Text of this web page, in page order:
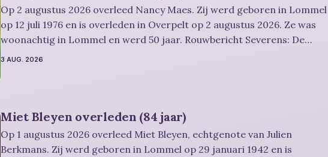
Op 2 augustus 2026 overleed Nancy Maes. Zij werd geboren in Lommel
op 12 juli 1976 en is overleden in Overpelt op 2 augustus 2026. Ze was
woonachtig in Lommel en werd 50 jaar. Rouwbericht Severens: De
afscheidsplechtigheid vindt plaats in besloten kring. Er is gelegenheid om
3 AUG. 2026
Miet Bleyen overleden (84 jaar)
Op 1 augustus 2026 overleed Miet Bleyen, echtgenote van Julien
Berkmans. Zij werd geboren in Lommel op 29 januari 1942 en is